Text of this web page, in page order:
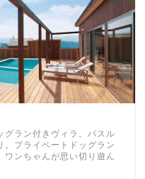
グラン付きヴィラ。バスル
。プライベートドッグラン
ワンちゃんが思い切り遊ん